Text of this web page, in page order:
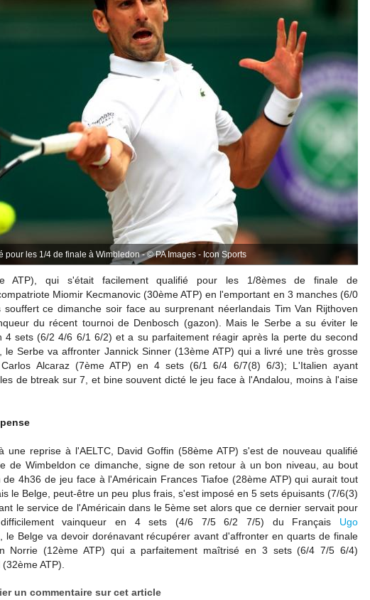
pour les 1/4 de finale à Wimbledon - © PA Images - Icon Sports
ATP), qui s'était facilement qualifié pour les 1/8èmes de finale de
Miomir Kecmanovic (30ème ATP) en l'emportant en 3 manches (6/0
ce dimanche soir face au surprenant néerlandais Tim Van Rijthoven
du récent tournoi de Denbosch (gazon). Mais le Serbe a su éviter le
4 sets (6/2 4/6 6/1 6/2) et a su parfaitement réagir après la perte du second
le Serbe va affronter Jannick Sinner (13ème ATP) qui a livré une très grosse
Carlos Alcaraz (7ème ATP) en 4 sets (6/1 6/4 6/7(8) 6/3); L'Italien ayant
de btreak sur 7, et bine souvent dicté le jeu face à l'Andalou, moins à l'aise
une reprise à l'AELTC, David Goffin (58ème ATP) s'est de nouveau qualifié
de Wimbeldon ce dimanche, signe de son retour à un bon niveau, au bout
de 4h36 de jeu face à l'Américain Frances Tiafoe (28ème ATP) qui aurait tout
le Belge, peut-être un peu plus frais, s'est imposé en 5 sets épuisants (7/6(3)
le service de l'Américain dans le 5ème set alors que ce dernier servait pour
vainqueur en 4 sets (4/6 7/5 6/2 7/5) du Français Ugo
le Belge va devoir dorénavant récupérer avant d'affronter en quarts de finale
Norrie (12ème ATP) qui a parfaitement maîtrisé en 3 sets (6/4 7/5 6/4)
ATP).
un commentaire sur cet article